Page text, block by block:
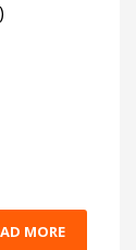
MORE